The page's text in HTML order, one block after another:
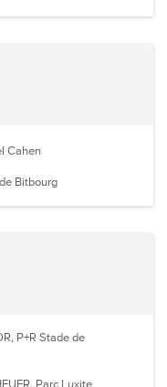
Cahen
Bitbourg
P+R Stade de
Parc Luxite